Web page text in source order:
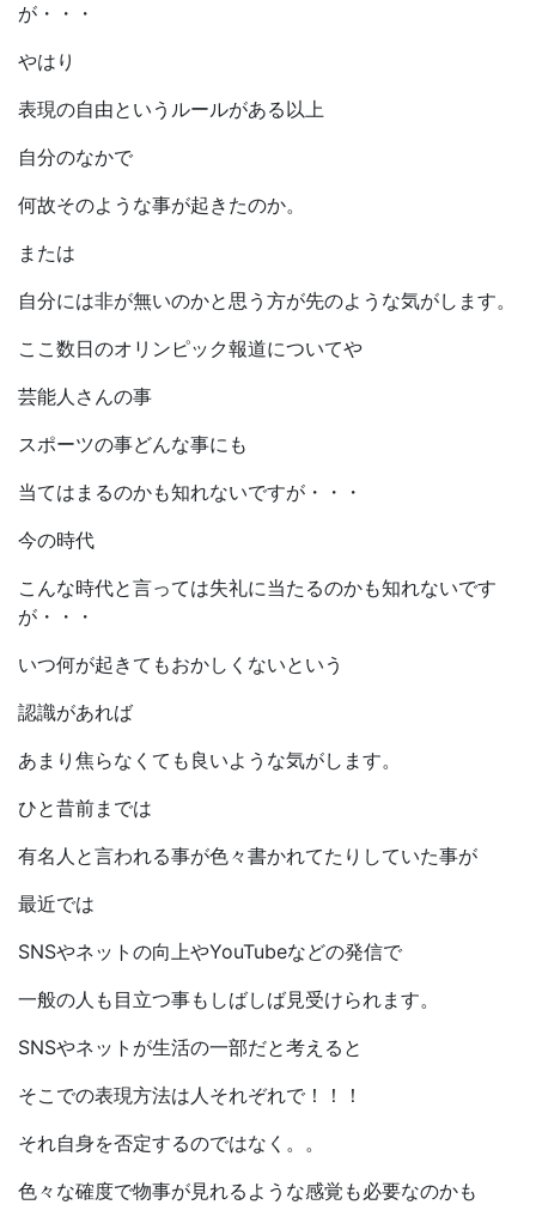
が・・・
やはり
表現の自由というルールがある以上
自分のなかで
何故そのような事が起きたのか。
または
自分には非が無いのかと思う方が先のような気がします。
ここ数日のオリンピック報道についてや
芸能人さんの事
スポーツの事どんな事にも
当てはまるのかも知れないですが・・・
今の時代
こんな時代と言っては失礼に当たるのかも知れないです
が・・・
いつ何が起きてもおかしくないという
認識があれば
あまり焦らなくても良いような気がします。
ひと昔前までは
有名人と言われる事が色々書かれてたりしていた事が
最近では
SNSやネットの向上やYouTubeなどの発信で
一般の人も目立つ事もしばしば見受けられます。
SNSやネットが生活の一部だと考えると
そこでの表現方法は人それぞれで！！！
それ自身を否定するのではなく。。
色々な確度で物事が見れるような感覚も必要なのかも